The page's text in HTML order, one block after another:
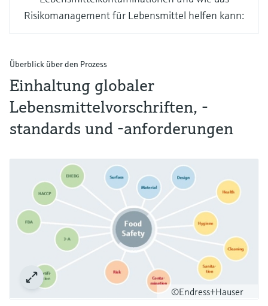
Risikomanagement für Lebensmittel helfen kann:
Überblick über den Prozess
Einhaltung globaler
Lebensmittelvorschriften, -
standards und -anforderungen
©Endress+Hauser